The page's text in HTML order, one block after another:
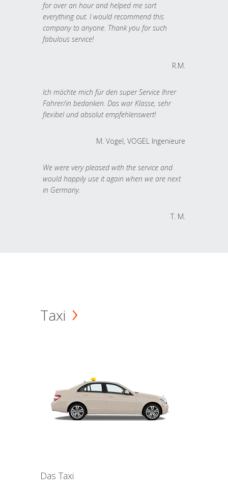
for over an hour and helped me sort
everything out. I would recommend this
company to anyone. Thank you for such
fabulous service!
R.M.
Ich möchte mich für den super Service Ihrer
Fahrer/in bedanken. Das war Klasse, sehr
flexibel und absolut empfehlenswert!
M. Vogel, VOGEL Ingenieure
We were very pleased with the service and
would happily use it again when we are next
in Germany.
T. M.
Taxi
Das Taxi